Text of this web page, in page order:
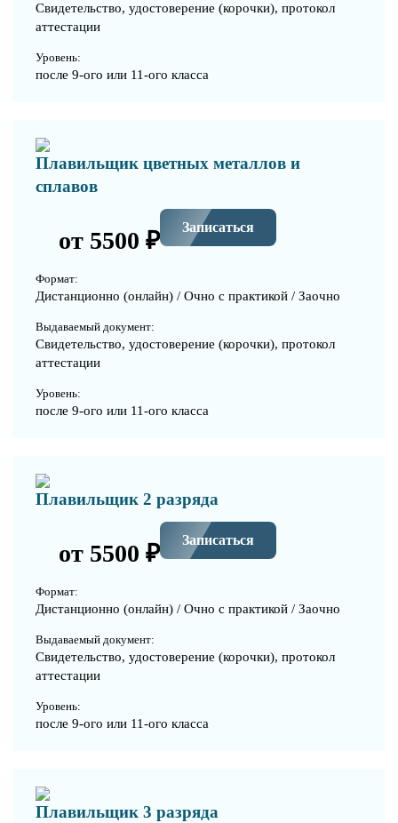
Свидетельство, удостоверение (корочки), протокол
аттестации
Уровень:
после 9-ого или 11-ого класса
Плавильщик цветных металлов и
сплавов
от 5500 ₽ Записаться
Формат:
Дистанционно (онлайн) / Очно с практикой / Заочно
Выдаваемый документ:
Свидетельство, удостоверение (корочки), протокол
аттестации
Уровень:
после 9-ого или 11-ого класса
Плавильщик 2 разряда
от 5500 ₽ Записаться
Формат:
Дистанционно (онлайн) / Очно с практикой / Заочно
Выдаваемый документ:
Свидетельство, удостоверение (корочки), протокол
аттестации
Уровень:
после 9-ого или 11-ого класса
Плавильщик 3 разряда